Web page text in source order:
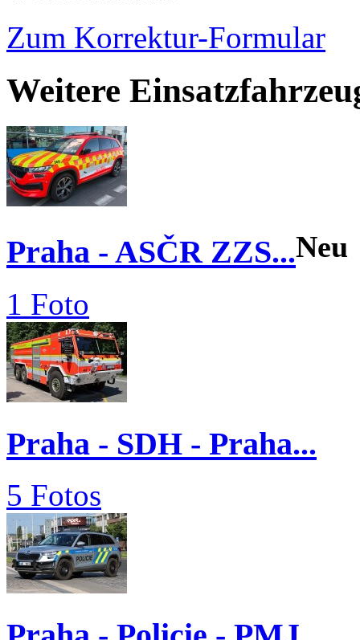
Zum Korrektur-Formular
Weitere
Praha - ASČR ZZS...Neu
1 Foto
Praha - SDH - Praha...
5 Fotos